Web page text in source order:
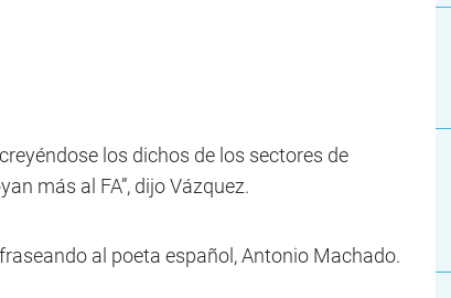
los dichos de los sectores de
más al FA”, dijo Vázquez.
al poeta español, Antonio Machado.